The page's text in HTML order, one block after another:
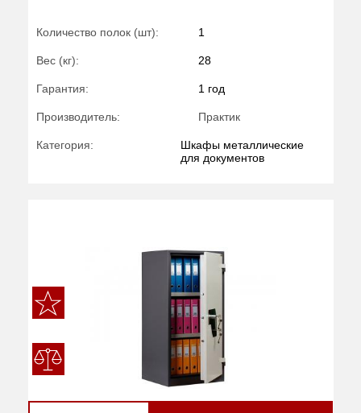
Количество полок (шт): 1
Вес (кг): 28
Гарантия: 1 год
Производитель: Практик
Категория:
Шкафы металлические
для документов